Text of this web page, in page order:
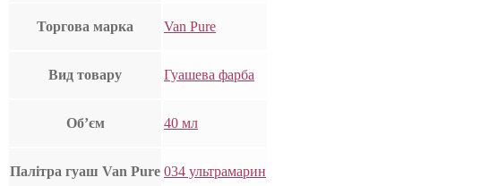
Торгова марка Van Pure
Вид товару Гуашева фарба
Об’єм 40 мл
Палітра гуаш Van Pure 034 ультрамарин